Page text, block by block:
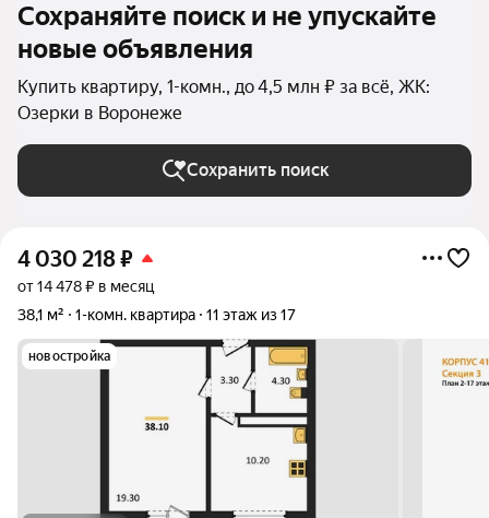
Сохраняйте поиск и не упускайте
новые объявления
Купить квартиру, 1-комн., до 4,5 млн ₽ за всё, ЖК:
Озерки в Воронеже
Сохранить поиск
4 030 218₽
от 14 478 ₽ в месяц
38,1 м²
1-комн. квартира 11 этаж из 17
новостройка